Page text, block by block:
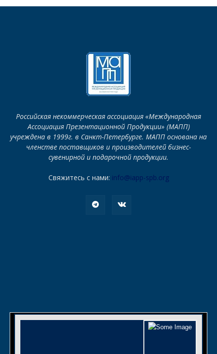
Российская некоммерческая ассоциация «Международная
Ассоциация Презентационной Продукции» (МАПП)
учреждена в 1999г. в Санкт-Петербурге. МАПП основана на
членстве поставщиков и производителей бизнес-
сувенирной и подарочной продукции.
Свяжитесь с нами: info@iapp-spb.org